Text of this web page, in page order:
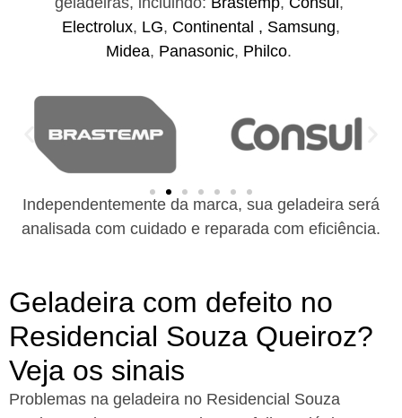
Electrolux, LG, Continental , Samsung,
Midea, Panasonic, Philco.
Independentemente da marca, sua geladeira será
analisada com cuidado e reparada com eficiência.
Geladeira com defeito no
Residencial Souza Queiroz?
Veja os sinais
Problemas na geladeira no Residencial Souza